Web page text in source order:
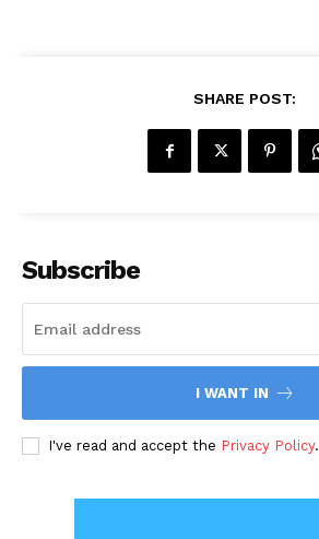
SHARE POST:
Subscribe
I WANT IN
I've read and accept the Privacy Policy.